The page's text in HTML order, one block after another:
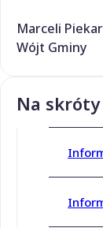
Marceli
Wójt Gminy
Na skróty